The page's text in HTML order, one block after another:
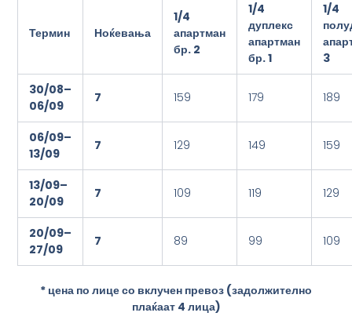
Термин Ноќевања
1/4
апартман
бр. 2
1/4
дуплекс
апартман
бр. 1
1/4
3
30/08–
06/09
7 159 179 189
06/09–
13/09
7 129 149 159
13/09–
20/09
7 109 119 129
20/09–
27/09
7 89 99 109
* цена по лице со вклучен превоз (задолжително
плаќаат 4 лица)